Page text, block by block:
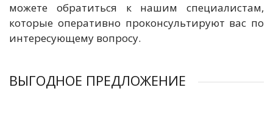
можете обратиться к нашим специалистам,
которые оперативно проконсультируют вас по
интересующему вопросу.
ВЫГОДНОЕ ПРЕДЛОЖЕНИЕ